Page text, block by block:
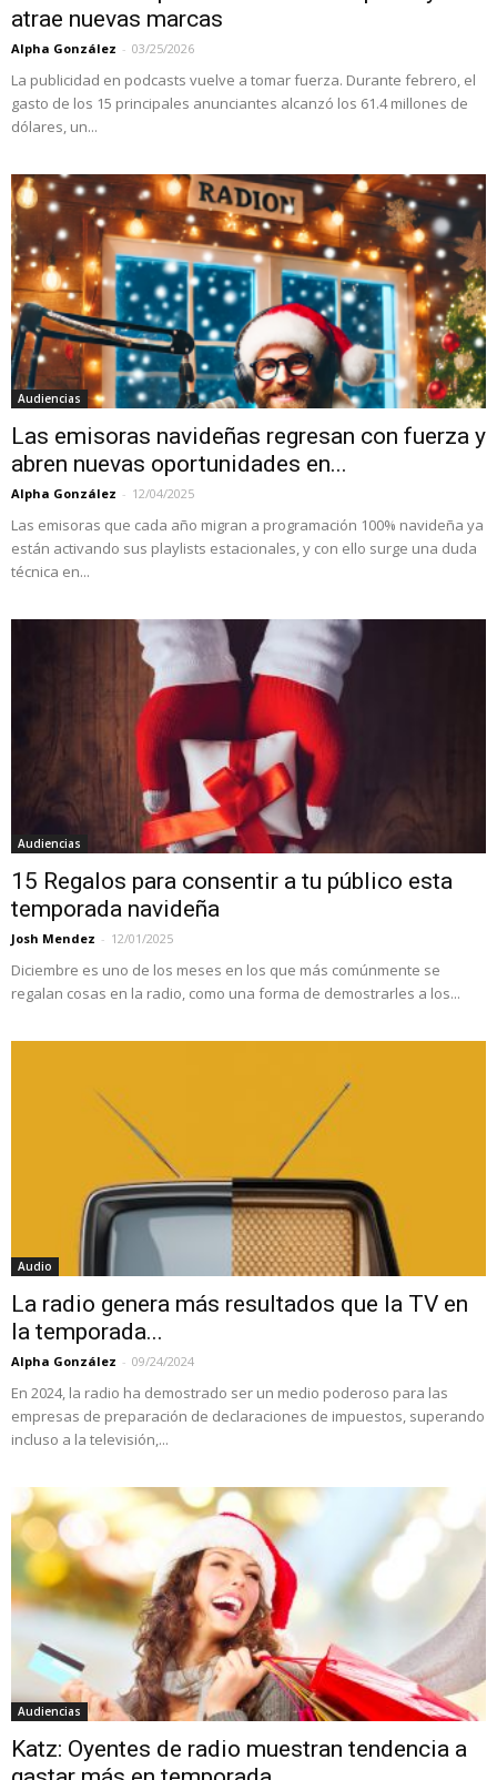
atrae nuevas marcas
Alpha González - 03/25/2026
La publicidad en podcasts vuelve a tomar fuerza. Durante febrero, el
gasto de los 15 principales anunciantes alcanzó los 61.4 millones de
dólares, un...
Audiencias
Las emisoras navideñas regresan con fuerza y
abren nuevas oportunidades en...
Alpha González - 12/04/2025
Las emisoras que cada año migran a programación 100% navideña ya
están activando sus playlists estacionales, y con ello surge una duda
técnica en...
Audiencias
15 Regalos para consentir a tu público esta
temporada navideña
Josh Mendez - 12/01/2025
Diciembre es uno de los meses en los que más comúnmente se
regalan cosas en la radio, como una forma de demostrarles a los...
Audio
La radio genera más resultados que la TV en
la temporada...
Alpha González - 09/24/2024
En 2024, la radio ha demostrado ser un medio poderoso para las
empresas de preparación de declaraciones de impuestos, superando
incluso a la televisión,...
Audiencias
Katz: Oyentes de radio muestran tendencia a